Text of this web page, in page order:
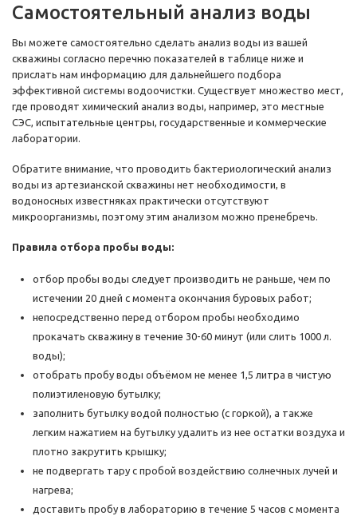
Самостоятельный анализ воды
Вы можете самостоятельно сделать анализ воды из вашей
скважины согласно перечню показателей в таблице ниже и
прислать нам информацию для дальнейшего подбора
эффективной системы водоочистки. Существует множество мест,
где проводят химический анализ воды, например, это местные
СЭС, испытательные центры, государственные и коммерческие
лаборатории.
Обратите внимание, что проводить бактериологический анализ
воды из артезианской скважины нет необходимости, в
водоносных известняках практически отсутствуют
микроорганизмы, поэтому этим анализом можно пренебречь.
Правила отбора пробы воды:
отбор пробы воды следует производить не раньше, чем по
истечении 20 дней с момента окончания буровых работ;
непосредственно перед отбором пробы необходимо
прокачать скважину в течение 30-60 минут (или слить 1000 л.
воды);
отобрать пробу воды объёмом не менее 1,5 литра в чистую
полиэтиленовую бутылку;
заполнить бутылку водой полностью (с горкой), а также
легким нажатием на бутылку удалить из нее остатки воздуха и
плотно закрутить крышку;
не подвергать тару с пробой воздействию солнечных лучей и
нагрева;
доставить пробу в лабораторию в течение 5 часов с момента